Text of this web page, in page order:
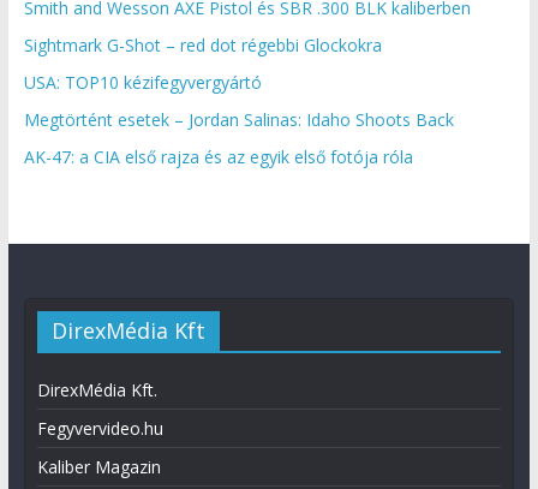
Smith and Wesson AXE Pistol és SBR .300 BLK kaliberben
Sightmark G-Shot – red dot régebbi Glockokra
USA: TOP10 kézifegyvergyártó
Megtörtént esetek – Jordan Salinas: Idaho Shoots Back
AK-47: a CIA első rajza és az egyik első fotója róla
DirexMédia Kft
DirexMédia Kft.
Fegyvervideo.hu
Kaliber Magazin